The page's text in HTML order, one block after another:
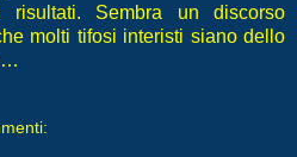
Sembra un discorso
molti tifosi interisti siano dello